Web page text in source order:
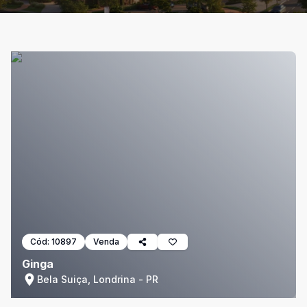
Cód: 10897 Venda
Ginga
Bela Suiça, Londrina - PR